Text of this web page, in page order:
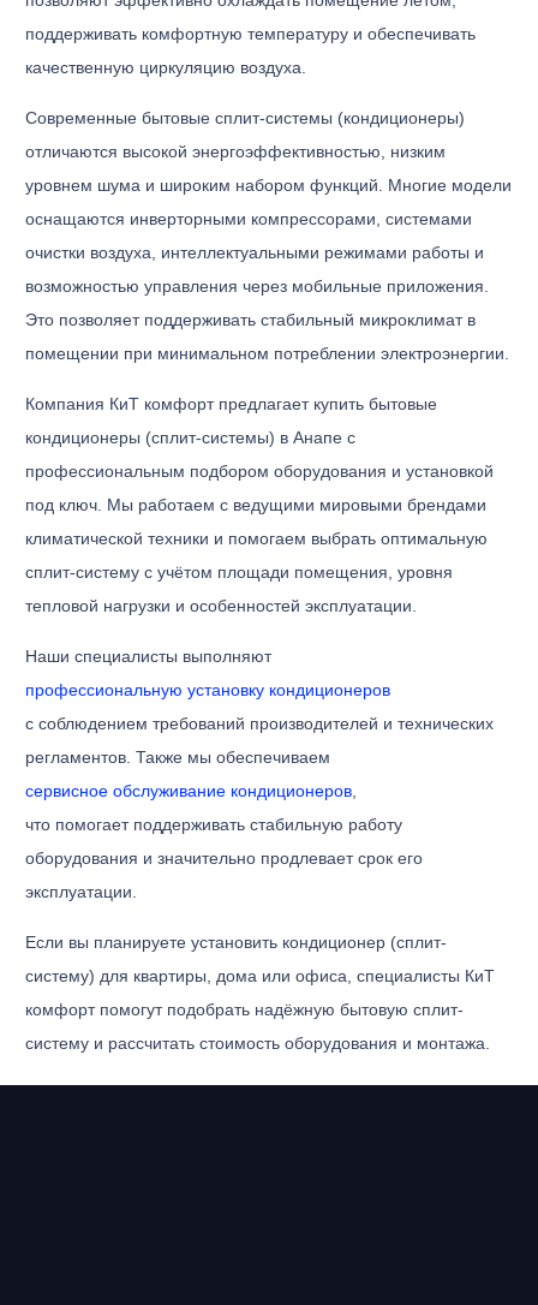
поддерживать комфортную температуру и обеспечивать
качественную циркуляцию воздуха.
Современные бытовые сплит-системы (кондиционеры)
отличаются высокой энергоэффективностью, низким
уровнем шума и широким набором функций. Многие модели
оснащаются инверторными компрессорами, системами
очистки воздуха, интеллектуальными режимами работы и
возможностью управления через мобильные приложения.
Это позволяет поддерживать стабильный микроклимат в
помещении при минимальном потреблении электроэнергии.
Компания КиТ комфорт предлагает купить бытовые
кондиционеры (сплит-системы) в Анапе с
профессиональным подбором оборудования и установкой
под ключ. Мы работаем с ведущими мировыми брендами
климатической техники и помогаем выбрать оптимальную
сплит-систему с учётом площади помещения, уровня
тепловой нагрузки и особенностей эксплуатации.
Наши специалисты выполняют
профессиональную установку кондиционеров
с соблюдением требований производителей и технических
регламентов. Также мы обеспечиваем
сервисное обслуживание кондиционеров
что помогает поддерживать стабильную работу
оборудования и значительно продлевает срок его
эксплуатации.
Если вы планируете установить кондиционер (сплит-
систему) для квартиры, дома или офиса, специалисты КиТ
комфорт помогут подобрать надёжную бытовую сплит-
систему и рассчитать стоимость оборудования и монтажа.